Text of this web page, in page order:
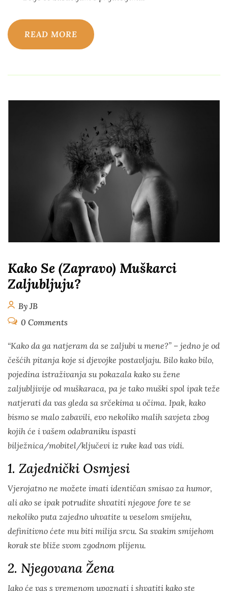
READ MORE
Kako Se (zapravo) Muškarci
Zaljubljuju?
By JB
0 Comments
“Kako da ga natjeram da se zaljubi u mene?” – jedno je od
češćih pitanja koje si djevojke postavljaju. Bilo kako bilo,
pojedina istraživanja su pokazala kako su žene
zaljubljivije od muškaraca, pa je tako muški spol ipak teže
natjerati da vas gleda sa srčekima u očima. Ipak, kako
bismo se malo zabavili, evo nekoliko malih savjeta zbog
kojih će i vašem odabraniku ispasti
bilježnica/mobitel/ključevi iz ruke kad vas vidi.
1. Zajednički Osmjesi
Vjerojatno ne možete imati identičan smisao za humor,
ali ako se ipak potrudite shvatiti njegove fore te se
nekoliko puta zajedno uhvatite u veselom smijehu,
definitivno ćete mu biti milija srcu. Sa svakim smijehom
korak ste bliže svom zgodnom plijenu.
2. Njegovana Žena
Iako će vas s vremenom upoznati i shvatiti kako ste